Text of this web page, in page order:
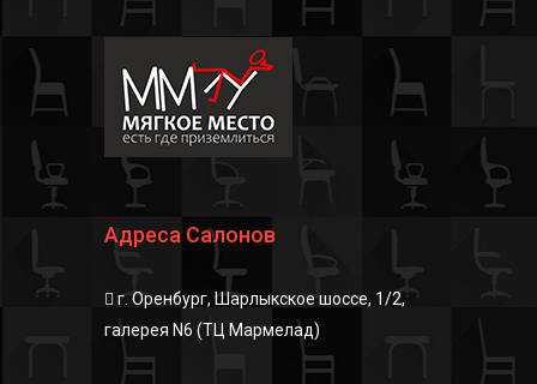
Адреса Салонов
г. Оренбург, Шарлыкское шоссе, 1/2,
галерея N6 (ТЦ Мармелад)